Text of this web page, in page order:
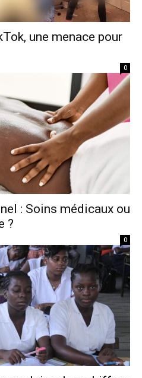
une menace pour
0
: Soins médicaux ou
?
0